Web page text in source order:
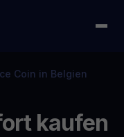
Coin in Belgien
kaufen